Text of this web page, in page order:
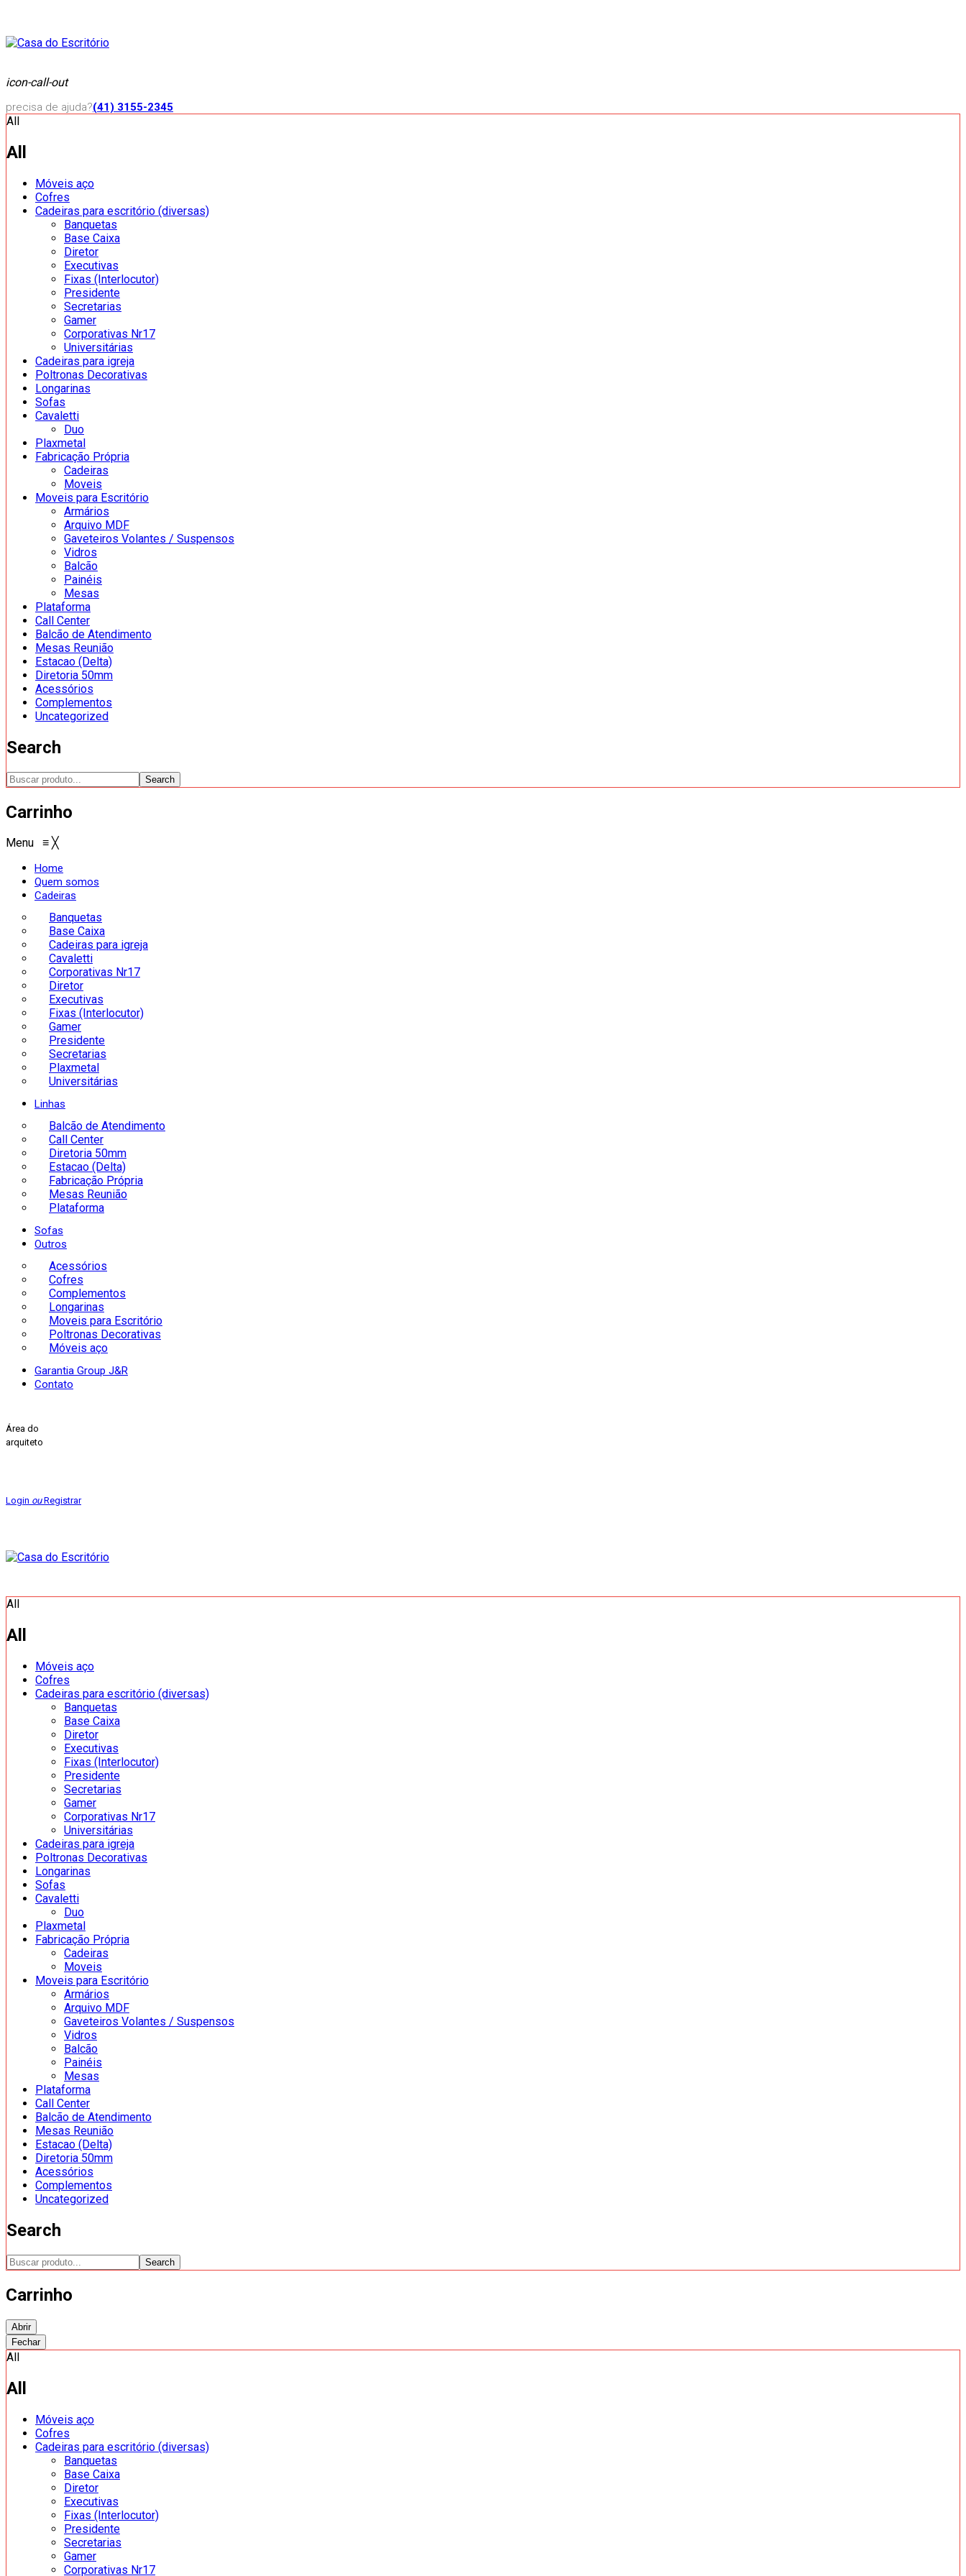
icon-call-out
precisa de ajuda?(41) 3155-2345
All
All
Móveis aço
Cofres
Cadeiras para escritório (diversas)
Banquetas
Base Caixa
Diretor
Executivas
Fixas (Interlocutor)
Presidente
Secretarias
Gamer
Corporativas Nr17
Universitárias
Cadeiras para igreja
Poltronas Decorativas
Longarinas
Sofas
Cavaletti
Duo
Plaxmetal
Fabricação Própria
Cadeiras
Moveis
Moveis para Escritório
Armários
Arquivo MDF
Gaveteiros Volantes / Suspensos
Vidros
Balcão
Painéis
Mesas
Plataforma
Call Center
Balcão de Atendimento
Mesas Reunião
Estacao (Delta)
Diretoria 50mm
Acessórios
Complementos
Uncategorized
Search
Search
Carrinho
Menu ≡ ╳
Home
Quem somos
Cadeiras
Banquetas
Base Caixa
Cadeiras para igreja
Cavaletti
Corporativas Nr17
Diretor
Executivas
Fixas (Interlocutor)
Gamer
Presidente
Secretarias
Plaxmetal
Universitárias
Linhas
Balcão de Atendimento
Call Center
Diretoria 50mm
Estacao (Delta)
Fabricação Própria
Mesas Reunião
Plataforma
Sofas
Outros
Acessórios
Cofres
Complementos
Longarinas
Moveis para Escritório
Poltronas Decorativas
Móveis aço
Garantia Group J&R
Contato
Área do
arquiteto
Login ouRegistrar
All
All
Móveis aço
Cofres
Cadeiras para escritório (diversas)
Banquetas
Base Caixa
Diretor
Executivas
Fixas (Interlocutor)
Presidente
Secretarias
Gamer
Corporativas Nr17
Universitárias
Cadeiras para igreja
Poltronas Decorativas
Longarinas
Sofas
Cavaletti
Duo
Plaxmetal
Fabricação Própria
Cadeiras
Moveis
Moveis para Escritório
Armários
Arquivo MDF
Gaveteiros Volantes / Suspensos
Vidros
Balcão
Painéis
Mesas
Plataforma
Call Center
Balcão de Atendimento
Mesas Reunião
Estacao (Delta)
Diretoria 50mm
Acessórios
Complementos
Uncategorized
Search
Search
Carrinho
Abrir
Fechar
All
All
Móveis aço
Cofres
Cadeiras para escritório (diversas)
Banquetas
Base Caixa
Diretor
Executivas
Fixas (Interlocutor)
Presidente
Secretarias
Gamer
Corporativas Nr17